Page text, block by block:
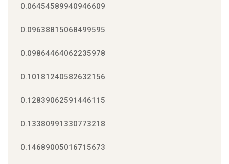
0.06454589940946609
0.09638815068499595
0.09864464062235978
0.10181240582632156
0.12839062591446115
0.13380991330773218
0.14689005016715673